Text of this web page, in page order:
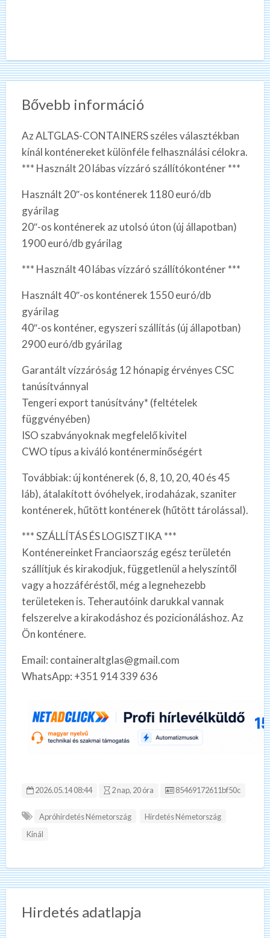
Bővebb információ
Az ALTGLAS-CONTAINERS széles választékban
kínál konténereket különféle felhasználási célokra.
*** Használt 20 lábas vízzáró szállítókonténer ***
Használt 20″-os konténerek 1180 euró/db
gyárilag
20″-os konténerek az utolsó úton (új állapotban)
1900 euró/db gyárilag
*** Használt 40 lábas vízzáró szállítókonténer ***
Használt 40″-os konténerek 1550 euró/db
gyárilag
40″-os konténer, egyszeri szállítás (új állapotban)
2900 euró/db gyárilag
Garantált vízzáróság 12 hónapig érvényes CSC
tanúsítvánnyal
Tengeri export tanúsítvány* (feltételek
függvényében)
ISO szabványoknak megfelelő kivitel
CWO típus a kiváló konténerminőségért
Továbbiak: új konténerek (6, 8, 10, 20, 40 és 45
láb), átalakított óvóhelyek, irodaházak, szaniter
konténerek, hűtött konténerek (hűtött tárolással).
*** SZÁLLÍTÁS ÉS LOGISZTIKA ***
Konténereinket Franciaország egész területén
szállítjuk és kirakodjuk, függetlenül a helyszíntől
vagy a hozzáféréstől, még a legnehezebb
területeken is. Teherautóink darukkal vannak
felszerelve a kirakodáshoz és pozicionáláshoz. Az
Ön konténere.
Email: containeraltglas@gmail.com
WhatsApp: +351 914 339 636
2026.05.14 08:44 2 nap, 20 óra Hirdetés ID:
85469172611bf50c
Apróhirdetés Németország
Hirdetés Németország
Kínál
Hirdetés adatlapja